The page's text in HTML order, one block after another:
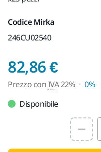
Codice Mirka
246CU02540
82,86 €
Prezzo conIVA22%
0%
Disponibile
Select